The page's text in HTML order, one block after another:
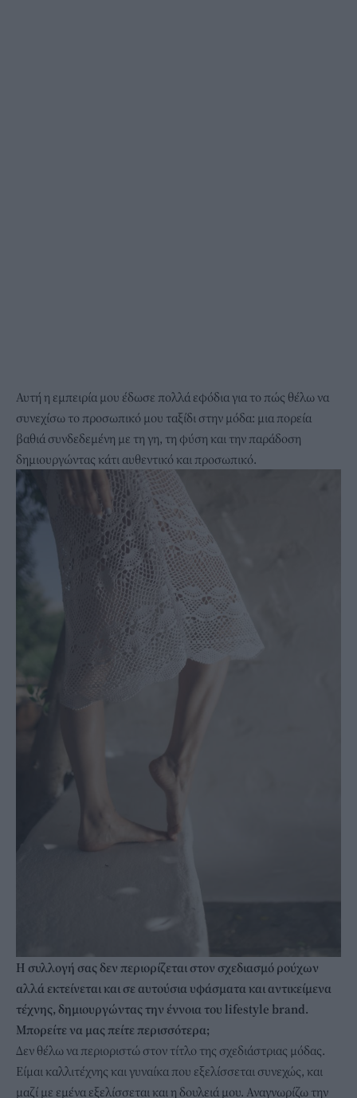
Αυτή η εμπειρία μου έδωσε πολλά εφόδια για το πώς θέλω να
συνεχίσω το προσωπικό μου ταξίδι στην μόδα: μια πορεία
βαθιά συνδεδεμένη με τη γη, τη φύση και την παράδοση
δημιουργώντας κάτι αυθεντικό και προσωπικό.
Η συλλογή σας δεν περιορίζεται στον σχεδιασμό ρούχων
αλλά εκτείνεται και σε αυτούσια υφάσματα και αντικείμενα
τέχνης, δημιουργώντας την έννοια του lifestyle brand.
Μπορείτε να μας πείτε περισσότερα;
Δεν θέλω να περιοριστώ στον τίτλο της σχεδιάστριας μόδας.
Είμαι καλλιτέχνης και γυναίκα που εξελίσσεται συνεχώς, και
μαζί με εμένα εξελίσσεται και η δουλειά μου. Αναγνωρίζω την